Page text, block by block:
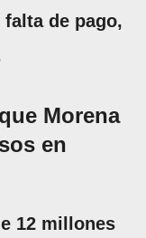
de pago,
Morena
en
12 millones